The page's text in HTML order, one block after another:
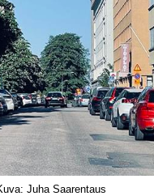
Juha Saarentaus